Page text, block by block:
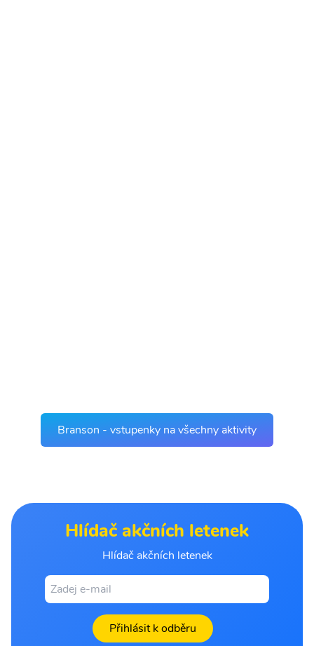
Branson - vstupenky na všechny aktivity
Hlídač akčních letenek
Hlídač akčních letenek
Přihlásit k odběru